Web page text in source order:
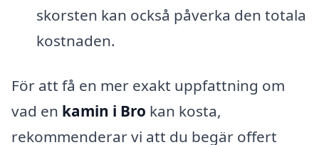
skorsten kan också påverka den totala
kostnaden.
För att få en mer exakt uppfattning om
vad en kamin i Bro kan kosta,
rekommenderar vi att du begär offert